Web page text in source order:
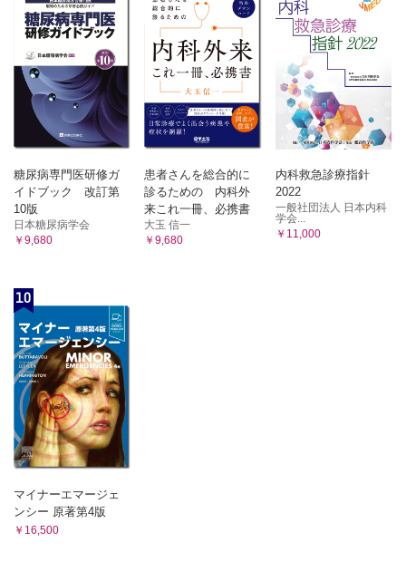
糖尿病専門医研修ガ
イドブック 改訂第
10版
日本糖尿病学会
￥9,680
患者さんを総合的に
診るための 内科外
来これ一冊、必携書
大玉 信一
￥9,680
内科救急診療指針
2022
一般社団法人 日本内科
学会...
￥11,000
10
マイナーエマージェ
ンシー 原著第4版
￥16,500